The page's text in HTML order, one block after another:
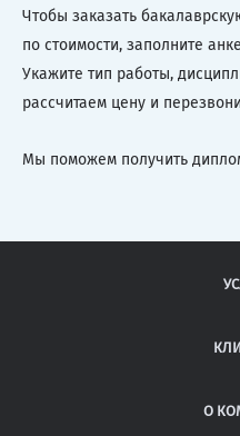
Чтобы заказать
по стоимости, заполните
Укажите тип работы,
рассчитаем цену и
Мы поможем получить
О